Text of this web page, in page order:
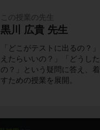
この授業の先生
黒川 広貴 先生
「どこがテストに出るの？
えたらいいの？」「どうし
の？」という疑問に答え、
すための授業を展開。